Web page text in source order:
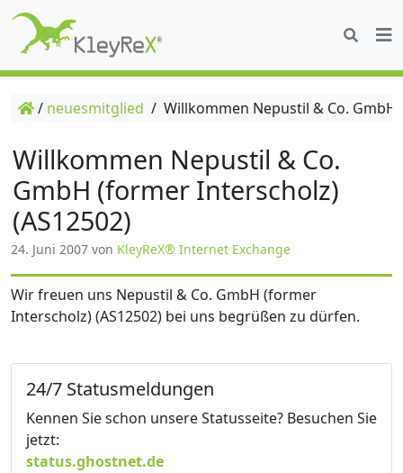
/ neuesmitglied / Willkommen Nepustil & Co.
Willkommen Nepustil & Co.
GmbH (former Interscholz)
(AS12502)
24. Juni 2007 von KleyReX® Internet Exchange
Wir freuen uns Nepustil & Co. GmbH (former
Interscholz) (AS12502) bei uns begrüßen zu dürfen.
24/7 Statusmeldungen
Kennen Sie schon unsere Statusseite? Besuchen Sie
jetzt:
status.ghostnet.de